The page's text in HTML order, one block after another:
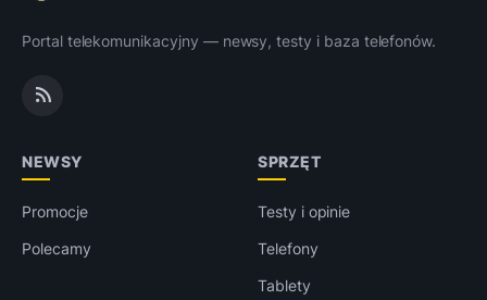
Portal telekomunikacyjny — newsy, testy i baza telefonów.
NEWSY
Promocje
Polecamy
SPRZĘT
Testy i opinie
Telefony
Tablety